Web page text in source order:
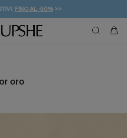
FINO AL -50%>>
GRATUITA DA 49€
I NUOVI: 20% DI SCONTO*
oro